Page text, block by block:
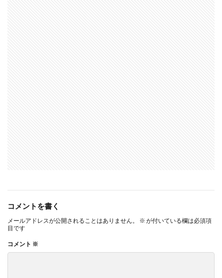
コメントを書く
メールアドレスが公開されることはありません。 ※ が付いている欄は必須項
目です
コメント ※